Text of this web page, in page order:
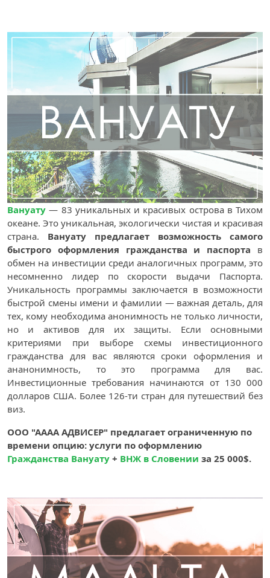
Вануату — 83 уникальных и красивых острова в Тихом
океане. Это уникальная, экологически чистая и красивая
страна. Вануату предлагает возможность самого
быстрого оформления гражданства и паспорта в
обмен на инвестиции среди аналогичных программ, это
несомненно лидер по скорости выдачи Паспорта.
Уникальность программы заключается в возможности
быстрой смены имени и фамилии — важная деталь, для
тех, кому необходима анонимность не только личности,
но и активов для их защиты. Если основными
критериями при выборе схемы инвестиционного
гражданства для вас являются сроки оформления и
ананонимность, то это программа для вас.
Инвестиционные требования начинаются от 130 000
долларов США. Более 126-ти стран для путешествий без
виз.
ООО "АААА АДВИСЕР" предлагает ограниченную по
времени опцию: услуги по оформлению
Гражданства Вануату + ВНЖ в Словении за 25 000$.